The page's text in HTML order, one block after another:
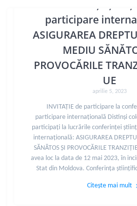
participare
ASIGURAREA
MEDIU
PROVOCĂRILE
UE
aprilie 5, 2023
INVITAȚIE de participare la
participare internațională Distinși
participați la lucrările conferinței
internațională: ASIGURAREA
SĂNĂTOS ȘI PROVOCĂRILE
avea loc la data de 12 mai 2023, în
Stat din Moldova. Conferinţa
Citește mai mult